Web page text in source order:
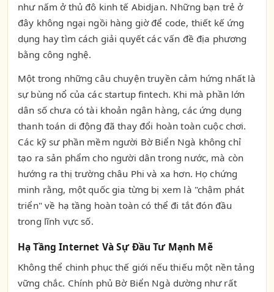
như nấm ở thủ đô kinh tế Abidjan. Những bạn trẻ ở
đây không ngại ngồi hàng giờ để code, thiết kế ứng
dụng hay tìm cách giải quyết các vấn đề địa phương
bằng công nghệ.
Một trong những câu chuyện truyền cảm hứng nhất là
sự bùng nổ của các startup fintech. Khi mà phần lớn
dân số chưa có tài khoản ngân hàng, các ứng dụng
thanh toán di động đã thay đổi hoàn toàn cuộc chơi.
Các kỹ sư phần mềm người Bờ Biển Ngà không chỉ
tạo ra sản phẩm cho người dân trong nước, mà còn
hướng ra thị trường châu Phi và xa hơn. Họ chứng
minh rằng, một quốc gia từng bị xem là "chậm phát
triển" về hạ tầng hoàn toàn có thể đi tắt đón đầu
trong lĩnh vực số.
Hạ Tầng Internet Và Sự Đầu Tư Mạnh Mẽ
Không thể chinh phục thế giới nếu thiếu một nền tảng
vững chắc. Chính phủ Bờ Biển Ngà dường như rất